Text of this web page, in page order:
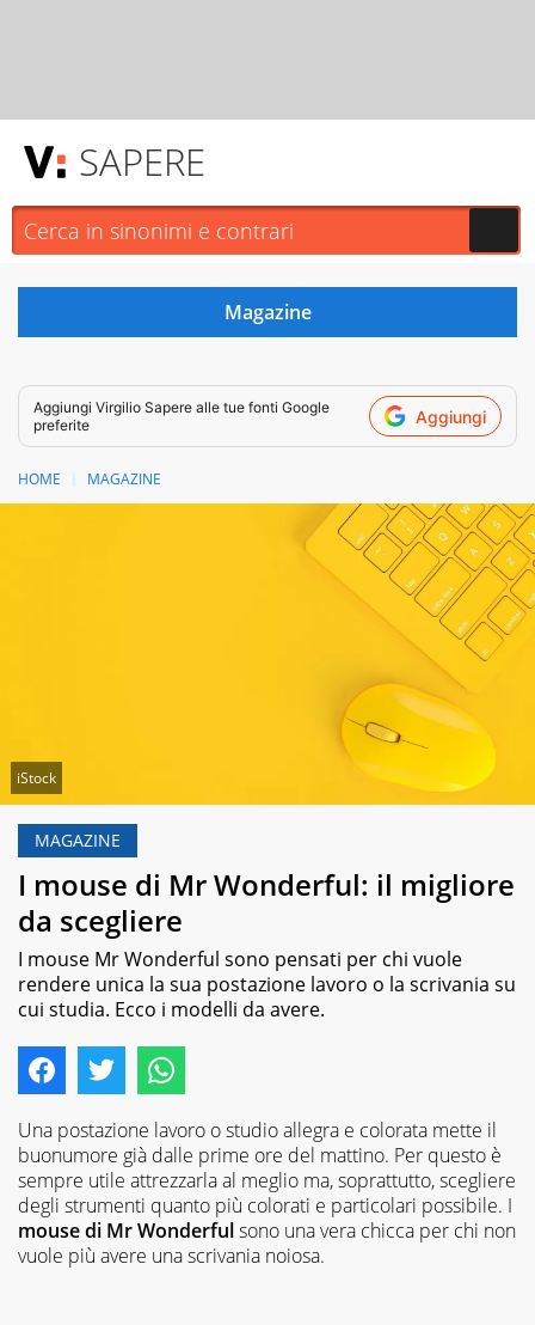
SAPERE
Aggiungi Virgilio Sapere alle tue fonti Google
preferite
Aggiungi
HOME MAGAZINE
iStock
MAGAZINE
I mouse di Mr Wonderful: il migliore
da scegliere
I mouse Mr Wonderful sono pensati per chi vuole
rendere unica la sua postazione lavoro o la scrivania su
cui studia. Ecco i modelli da avere.
Una postazione lavoro o studio allegra e colorata mette il
buonumore già dalle prime ore del mattino. Per questo è
sempre utile attrezzarla al meglio ma, soprattutto, scegliere
degli strumenti quanto più colorati e particolari possibile. I
mouse di Mr Wonderfulsono una vera chicca per chi non
vuole più avere una scrivania noiosa.